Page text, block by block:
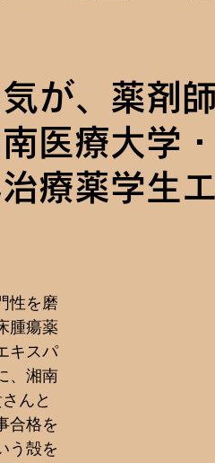
知
が、薬剤
医療大学
療薬学生
性を磨
腫瘍薬
キスパ
、湘南
んと
合格を
う殻を